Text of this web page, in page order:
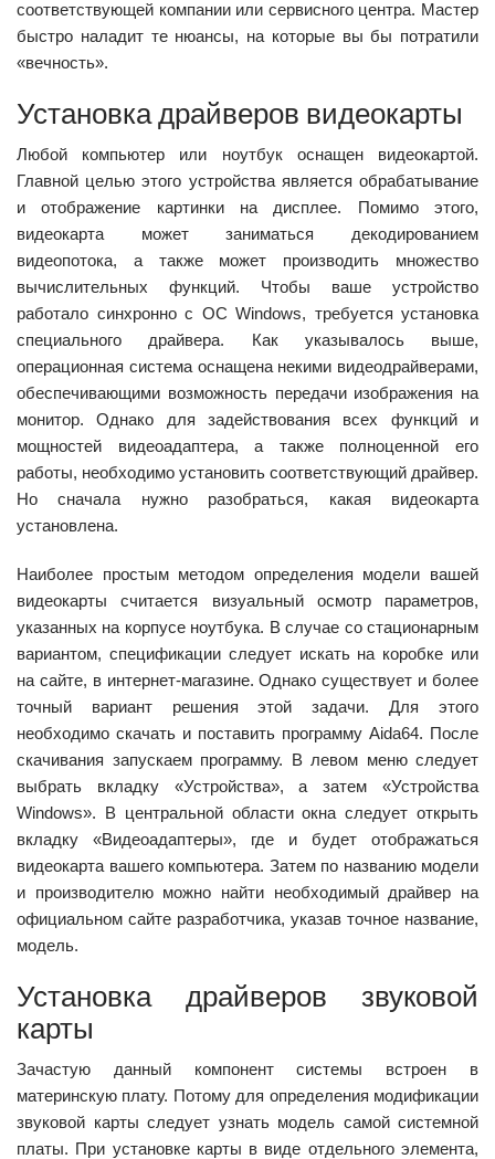
соответствующей компании или сервисного центра. Мастер
быстро наладит те нюансы, на которые вы бы потратили
«вечность».
Установка драйверов видеокарты
Любой компьютер или ноутбук оснащен видеокартой.
Главной целью этого устройства является обрабатывание
и отображение картинки на дисплее. Помимо этого,
видеокарта может заниматься декодированием
видеопотока, а также может производить множество
вычислительных функций. Чтобы ваше устройство
работало синхронно с ОС Windows, требуется установка
специального драйвера. Как указывалось выше,
операционная система оснащена некими видеодрайверами,
обеспечивающими возможность передачи изображения на
монитор. Однако для задействования всех функций и
мощностей видеоадаптера, а также полноценной его
работы, необходимо установить соответствующий драйвер.
Но сначала нужно разобраться, какая видеокарта
установлена.
Наиболее простым методом определения модели вашей
видеокарты считается визуальный осмотр параметров,
указанных на корпусе ноутбука. В случае со стационарным
вариантом, спецификации следует искать на коробке или
на сайте, в интернет-магазине. Однако существует и более
точный вариант решения этой задачи. Для этого
необходимо скачать и поставить программу Aida64. После
скачивания запускаем программу. В левом меню следует
выбрать вкладку «Устройства», а затем «Устройства
Windows». В центральной области окна следует открыть
вкладку «Видеоадаптеры», где и будет отображаться
видеокарта вашего компьютера. Затем по названию модели
и производителю можно найти необходимый драйвер на
официальном сайте разработчика, указав точное название,
модель.
Установка драйверов звуковой
карты
Зачастую данный компонент системы встроен в
материнскую плату. Потому для определения модификации
звуковой карты следует узнать модель самой системной
платы. При установке карты в виде отдельного элемента,